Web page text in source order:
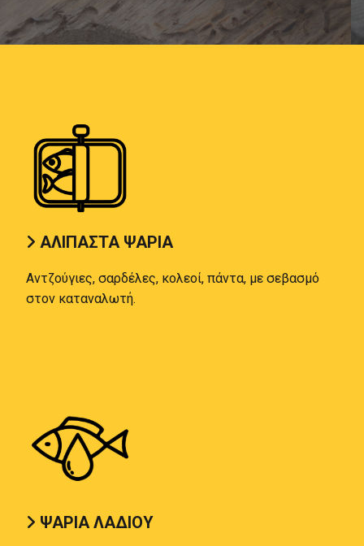
 ΑΛΙΠΑΣΤΑ ΨΑΡΙΑ
Αντζούγιες, σαρδέλες, κολεοί, πάντα, με σεβασμό
στον καταναλωτή.
 ΨΑΡΙΑ ΛΑΔΙΟΥ